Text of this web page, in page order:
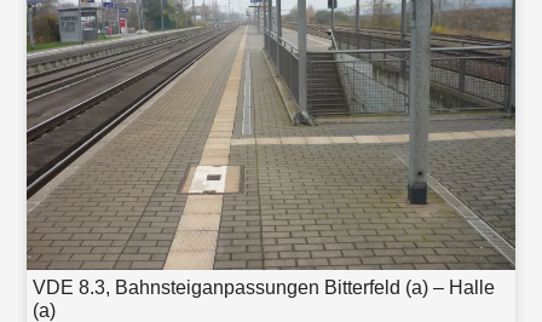
VDE 8.3, Bahnsteiganpassungen Bitterfeld (a) – Halle
(a)